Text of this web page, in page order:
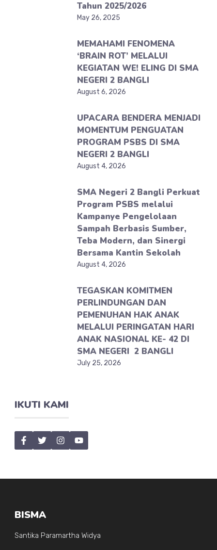
Tahun 2025/2026
May 26, 2025
MEMAHAMI FENOMENA
‘BRAIN ROT’ MELALUI
KEGIATAN WE! ELING DI SMA
NEGERI 2 BANGLI
August 6, 2026
UPACARA BENDERA MENJADI
MOMENTUM PENGUATAN
PROGRAM PSBS DI SMA
NEGERI 2 BANGLI
August 4, 2026
SMA Negeri 2 Bangli Perkuat
Program PSBS melalui
Kampanye Pengelolaan
Sampah Berbasis Sumber,
Teba Modern, dan Sinergi
Bersama Kantin Sekolah
August 4, 2026
TEGASKAN KOMITMEN
PERLINDUNGAN DAN
PEMENUHAN HAK ANAK
MELALUI PERINGATAN HARI
ANAK NASIONAL KE- 42 DI
SMA NEGERI 2 BANGLI
July 25, 2026
IKUTI KAMI
BISMA
Santika Paramartha Widya